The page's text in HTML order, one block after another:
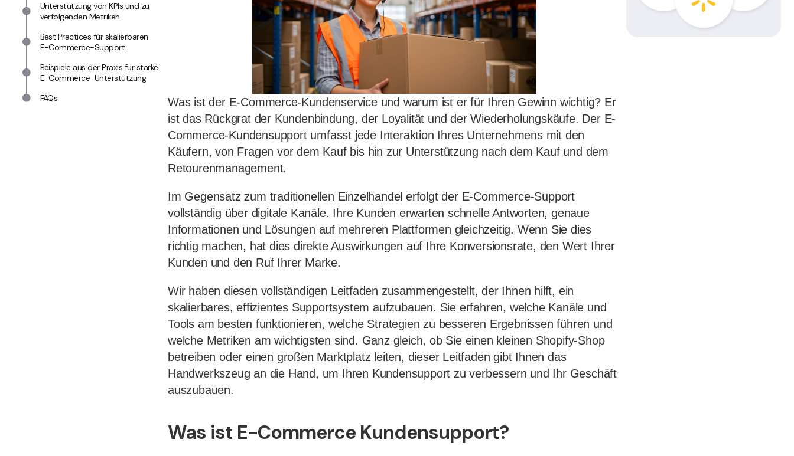
Unterstützung von KPIs und zu
verfolgenden Metriken
Best Practices für skalierbaren
E-Commerce-Support
Beispiele aus der Praxis für starke
E-Commerce-Unterstützung
FAQs
Was ist der E-Commerce-Kundenservice und warum ist er für Ihren Gewinn wichtig? Er
ist das Rückgrat der Kundenbindung, der Loyalität und der Wiederholungskäufe. Der E-
Commerce-Kundensupport umfasst jede Interaktion Ihres Unternehmens mit den
Käufern, von Fragen vor dem Kauf bis hin zur Unterstützung nach dem Kauf und dem
Retourenmanagement.
Im Gegensatz zum traditionellen Einzelhandel erfolgt der E-Commerce-Support
vollständig über digitale Kanäle. Ihre Kunden erwarten schnelle Antworten, genaue
Informationen und Lösungen auf mehreren Plattformen gleichzeitig. Wenn Sie dies
richtig machen, hat dies direkte Auswirkungen auf Ihre Konversionsrate, den Wert Ihrer
Kunden und den Ruf Ihrer Marke.
Wir haben diesen vollständigen Leitfaden zusammengestellt, der Ihnen hilft, ein
skalierbares, effizientes Supportsystem aufzubauen. Sie erfahren, welche Kanäle und
Tools am besten funktionieren, welche Strategien zu besseren Ergebnissen führen und
welche Metriken am wichtigsten sind. Ganz gleich, ob Sie einen kleinen Shopify-Shop
betreiben oder einen großen Marktplatz leiten, dieser Leitfaden gibt Ihnen das
Handwerkszeug an die Hand, um Ihren Kundensupport zu verbessern und Ihr Geschäft
auszubauen.
Was ist E-Commerce Kundensupport?